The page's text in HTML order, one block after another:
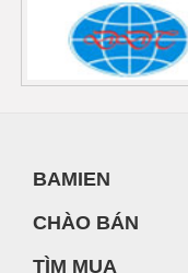
BAMIEN
CHÀO BÁN
TÌM MUA